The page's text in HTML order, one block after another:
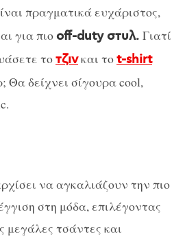
πραγματικά ευχάριστος,
για πιοoff-duty στυλ. Γιατί
τοτζινκαι τοt-shirt
Θα δείχνει σίγουρα cool,
να αγκαλιάζουν την πιο
στη μόδα, επιλέγοντας
μεγάλες τσάντες και